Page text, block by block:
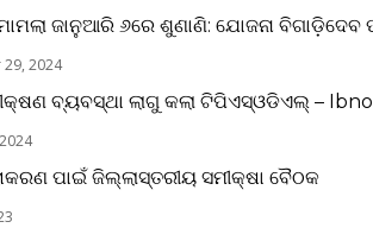
ଜାନୁଆରି ୬ରେ ଶୁଣାଣି: ଯୋଜନା
2024
ବ୍ୟବସ୍ଥା ଲାଗୁ କଲା ଟିପିଏସ୍ଓଡିଏଲ୍ –
ପାଇଁ ଜିଲ୍ଲାସ୍ତରୀୟ ସମୀକ୍ଷା ବୈଠକ